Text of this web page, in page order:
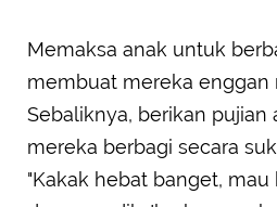
Memaksa anak untuk
membuat mereka enggan
Sebaliknya, berikan pujian
mereka berbagi secara
"Kakak hebat banget, mau